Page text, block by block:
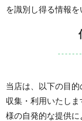
を識別し得る情報を
当店は、以下の目
収集・利用いたし
様の自発的な提供